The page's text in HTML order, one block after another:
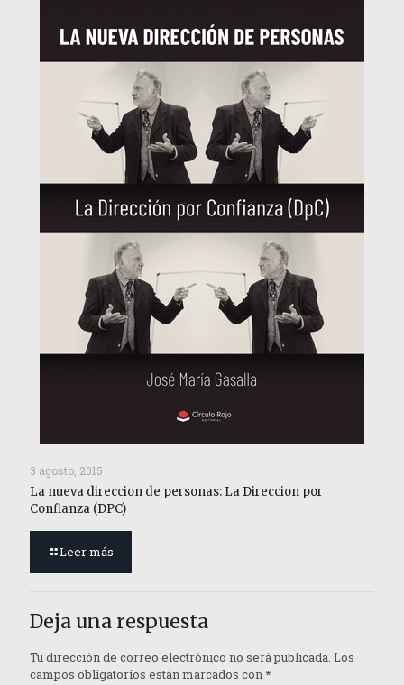
3 agosto, 2015
La nueva direccion de personas: La Direccion por
Confianza (DPC)
Leer más
Deja una respuesta
Tu dirección de correo electrónico no será publicada. Los
campos obligatorios están marcados con*